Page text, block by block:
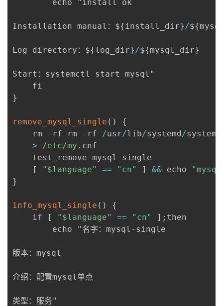
Installation manual：${install_dir}/${
Log directory：${log_dir}/${mysql_dir}
Start：systemctl start mysql"
}
remove_mysql_single ( )
{
	rm
- rf rm - rf /usr/lib/systemd/system
>
/etc/my . cnf
	test_remove mysql
- single
[
"$language" == "cn" ] && echo
}
info_mysql_single ( )
{
if
[ "$language" == "cn" ] ; then
		echo "名字：mysql
- single
版本：mysql
介绍：配置mysql单点
类型：服务"